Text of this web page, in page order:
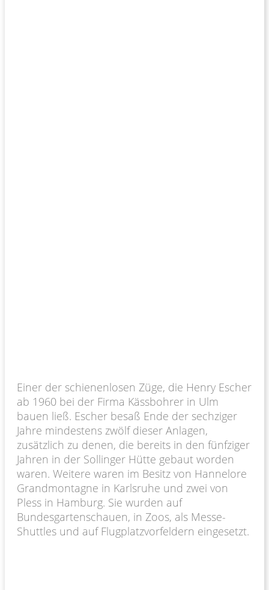
Einer der schienenlosen Züge, die Henry Escher
ab 1960 bei der Firma Kässbohrer in Ulm
bauen ließ. Escher besaß Ende der sechziger
Jahre mindestens zwölf dieser Anlagen,
zusätzlich zu denen, die bereits in den fünfziger
Jahren in der Sollinger Hütte gebaut worden
waren. Weitere waren im Besitz von Hannelore
Grandmontagne in Karlsruhe und zwei von
Pless in Hamburg. Sie wurden auf
Bundesgartenschauen, in Zoos, als Messe-
Shuttles und auf Flugplatzvorfeldern eingesetzt.